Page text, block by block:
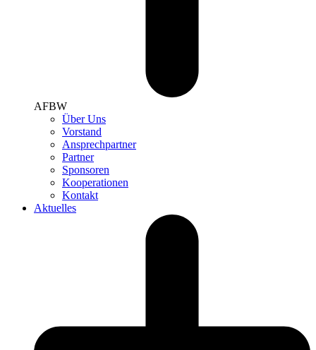
AFBW
Über Uns
Vorstand
Ansprechpartner
Partner
Sponsoren
Kooperationen
Kontakt
Aktuelles